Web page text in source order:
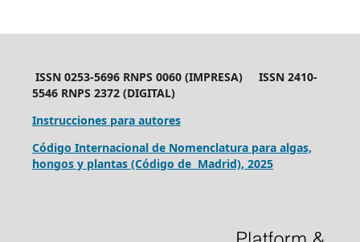
ISSN 0253-5696 RNPS 0060 (IMPRESA) ISSN 2410-
5546 RNPS 2372 (DIGITAL)
Instrucciones para autores
Código Internacional de Nomenclatura para algas,
hongos y plantas (Código de Madrid), 2025